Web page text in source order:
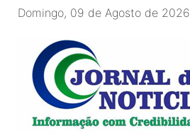
Domingo, 09 de Agosto de 2026